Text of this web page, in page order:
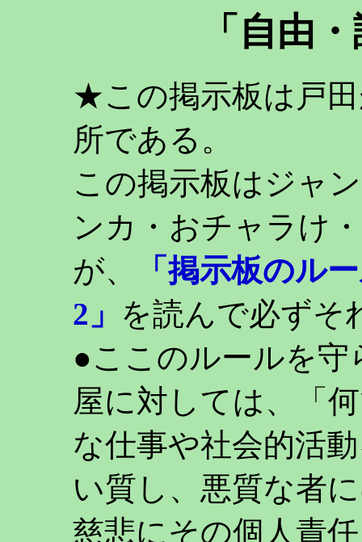
「自由
★この掲示板は戸
所である。
この掲示板はジャ
ンカ・おチャラけ
が、
「掲示板のル
2」 を読んで必ずそ
●ここのルールを守
屋に対しては、「
な仕事や社会的活
い質し、悪質な者
慈悲にその個人責